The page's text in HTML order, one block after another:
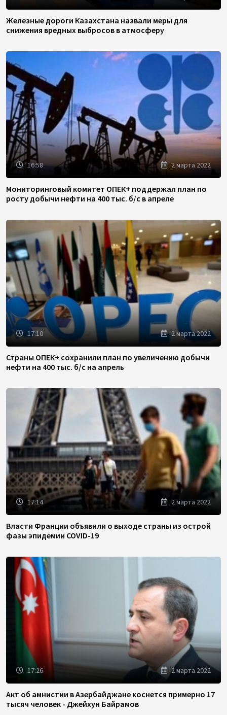
Железные дороги Казахстана назвали меры для
снижения вредных выбросов в атмосферу
16:58 2 марта 2022
Мониторинговый комитет ОПЕК+ поддержал план по
росту добычи нефти на 400 тыс. б/с в апреле
17:10 2 марта 2022
Страны ОПЕК+ сохранили план по увеличению добычи
нефти на 400 тыс. б/с на апрель
17:14 2 марта 2022
Власти Франции объявили о выходе страны из острой
фазы эпидемии COVID-19
17:26 2 марта 2022
Акт об амнистии в Азербайджане коснется примерно 17
тысяч человек - Джейхун Байрамов